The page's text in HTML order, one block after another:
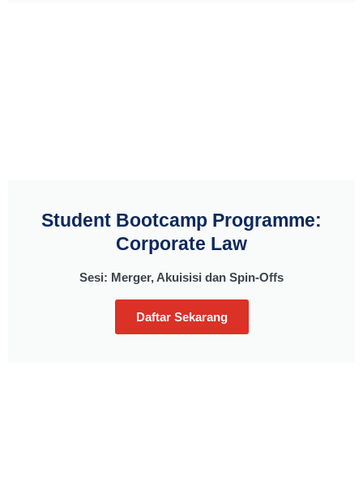
Student Bootcamp Programme:
Corporate Law
Sesi: Merger, Akuisisi dan Spin-Offs
Daftar Sekarang